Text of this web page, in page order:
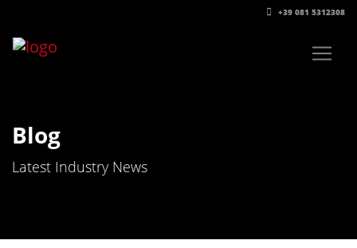
+39 081 5312308‬
Blog
Latest Industry News